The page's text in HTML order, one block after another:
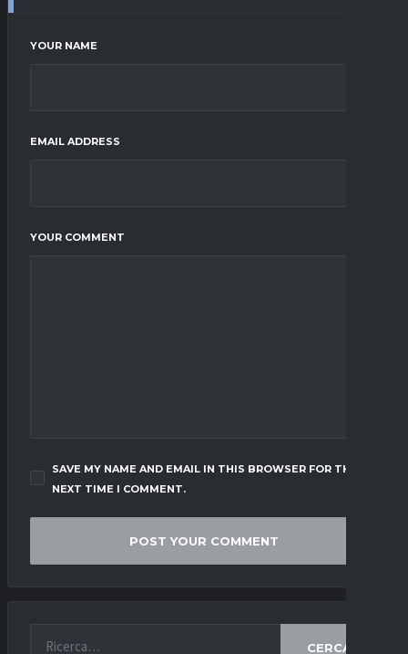
YOUR NAME
EMAIL ADDRESS
YOUR COMMENT
SAVE MY NAME AND EMAIL IN THIS BROWSER FOR THE
NEXT TIME I COMMENT.
CERCA